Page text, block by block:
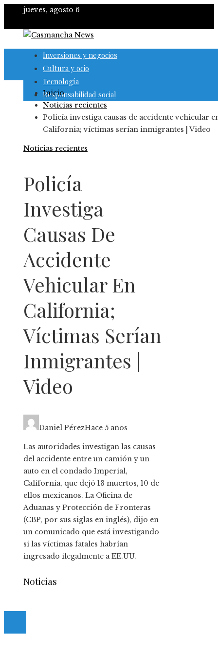
jueves, agosto 6
Inversiones y negocios
Cultura y ocio
Tecnología
Responsabilidad social
Inicio
Noticias recientes
Policía investiga causas de accidente vehicular
California; víctimas serían inmigrantes | Video
Noticias recientes
Policía
Investiga
Causas De
Accidente
Vehicular En
California;
Víctimas Serían
Inmigrantes |
Video
Daniel PérezHace 5 años
Las autoridades investigan las causas
del accidente entre un camión y un
auto en el condado Imperial,
California, que dejó 13 muertos, 10 de
ellos mexicanos. La Oficina de
Aduanas y Protección de Fronteras
(CBP, por sus siglas en inglés), dijo en
un comunicado que está investigando
si las víctimas fatales habrían
ingresado ilegalmente a EE.UU.
Noticias